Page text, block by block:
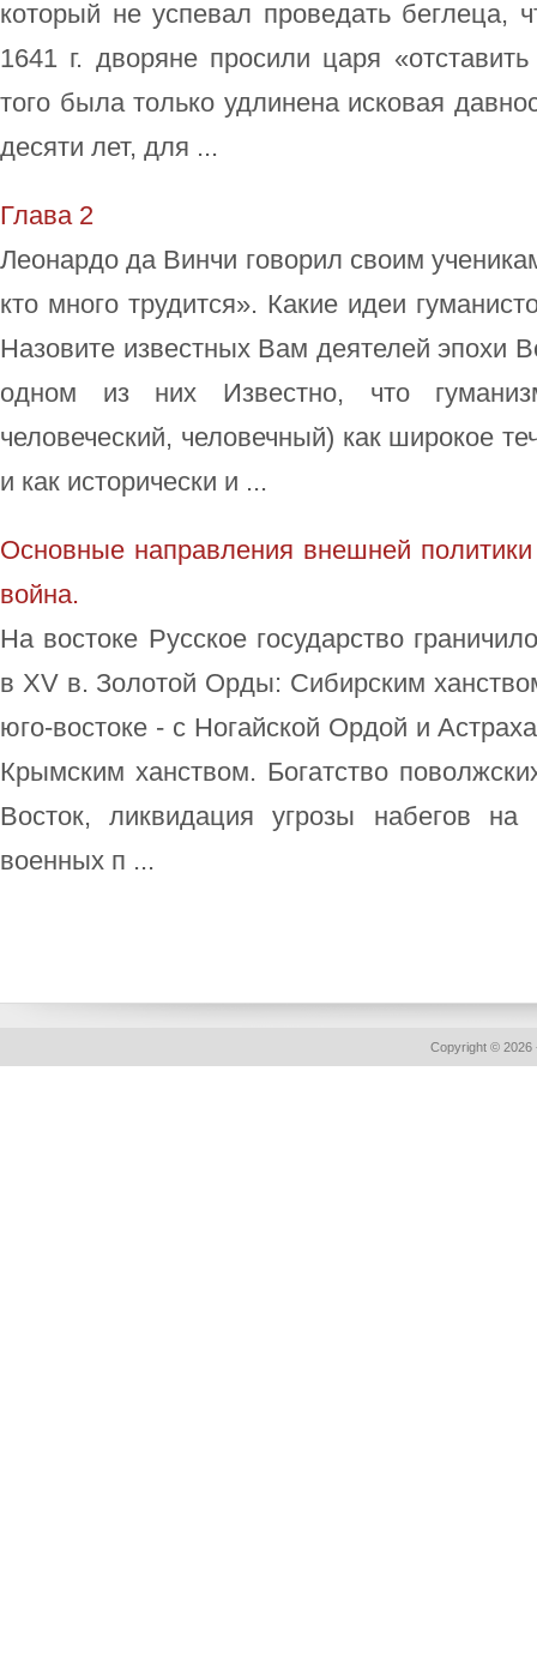
который не успевал проведать беглеца,
1641 г. дворяне просили царя
того была только удлинена исковая
десяти лет, для ...
Глава 2
Леонардо да Винчи говорил своим
кто много трудится». Какие идеи
Назовите известных Вам деятелей эпохи
одном из них Известно, что
человеческий, человечный) как широкое
и как исторически и ...
Основные направления внешней
война.
На востоке Русское государство
в XV в. Золотой Орды: Сибирским
юго-востоке - с Ногайской Ордой и
Крымским ханством. Богатство
Восток, ликви­дация угрозы набегов
военных п ...
Copyright © 2026